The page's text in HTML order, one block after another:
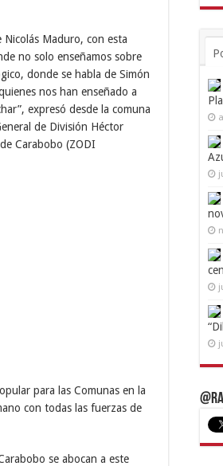
Nicolás Maduro, con esta
no solo enseñamos sobre
donde se habla de Simón
nos han enseñado a
expresó desde la comuna
de División Héctor
Carabobo (ZODI
para las Comunas en la
con todas las fuerzas de
se abocan a este